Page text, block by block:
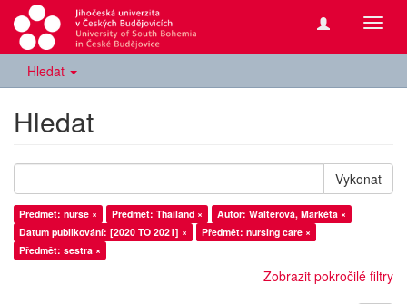
Hledat
Hledat
Vykonat
Předmět: nurse × Předmět: Thailand ×
Autor: Walterová, Markéta ×
Datum publikování: [2020 TO 2021] ×
Předmět: nursing care ×
Předmět: sestra ×
Zobrazit pokročilé filtry